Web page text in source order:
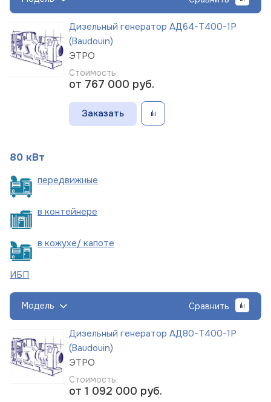
Дизельный генератор АД64-Т400-1Р
(Baudouin)
ЭТРО
Стоимость:
от 767 000 руб.
Заказать
80 кВт
передвижные
в контейнере
в кожухе/ капоте
ИБП
Модель Сравнить
Дизельный генератор АД80-Т400-1Р
(Baudouin)
ЭТРО
Стоимость:
от 1 092 000 руб.